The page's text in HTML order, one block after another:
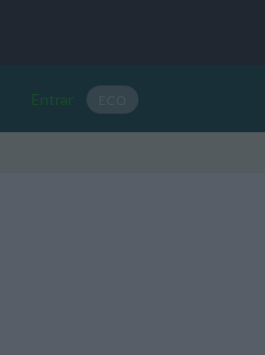
Entrar ECO